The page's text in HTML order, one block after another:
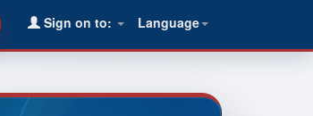
Language
Sign on to: